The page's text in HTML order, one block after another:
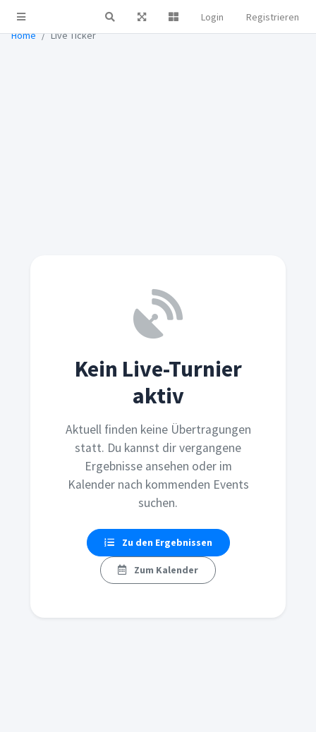
Login Registrieren
Live Ticker
Home Live Ticker
Kein Live-Turnier
aktiv
Aktuell finden keine Übertragungen
statt. Du kannst dir vergangene
Ergebnisse ansehen oder im
Kalender nach kommenden Events
suchen.
Zu den Ergebnissen
Zum Kalender